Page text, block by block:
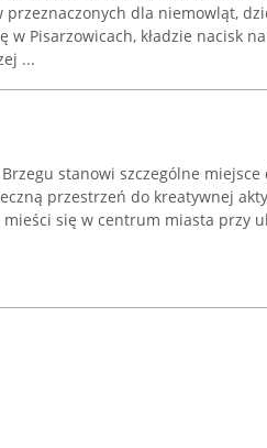
dla niemowląt,
w Pisarzowicach, kładzie nacisk
...
Brzegu stanowi szczególne
przestrzeń do kreatywnej
się w centrum miasta przy